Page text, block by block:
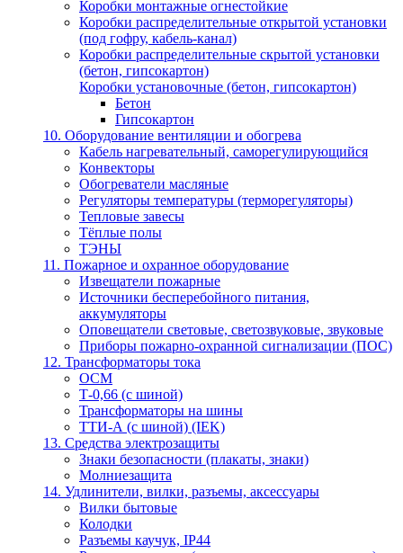
Коробки монтажные огнестойкие
Коробки распределительные открытой установки
(под гофру, кабель-канал)
Коробки распределительные скрытой установки
(бетон, гипсокартон)
Коробки установочные (бетон, гипсокартон)
Бетон
Гипсокартон
10. Оборудование вентиляции и обогрева
Кабель нагревательный, саморегулирующийся
Конвекторы
Обогреватели масляные
Регуляторы температуры (терморегуляторы)
Тепловые завесы
Тёплые полы
ТЭНЫ
11. Пожарное и охранное оборудование
Извещатели пожарные
Источники бесперебойного питания,
аккумуляторы
Оповещатели световые, светозвуковые, звуковые
Приборы пожарно-охранной сигнализации (ПОС)
12. Трансформаторы тока
ОСМ
Т-0,66 (с шиной)
Трансформаторы на шины
ТТИ-А (с шиной) (IEK)
13. Средства электрозащиты
Знаки безопасности (плакаты, знаки)
Молниезащита
14. Удлинители, вилки, разъемы, аксессуары
Вилки бытовые
Колодки
Разъемы каучук, IP44